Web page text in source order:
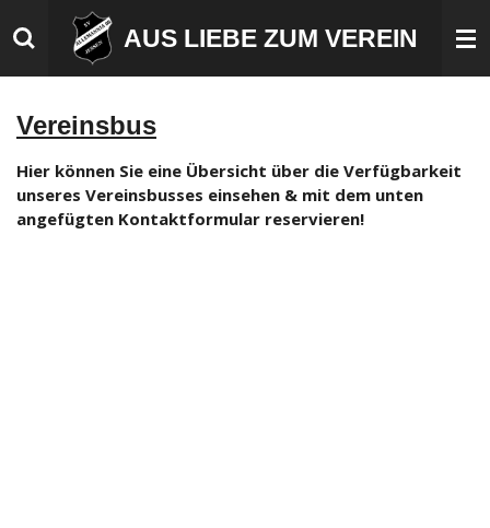
Hauptinhalt
AUS LIEBE ZUM VEREIN
Vereinsbus
Hier können Sie eine Übersicht über die Verfügbarkeit
unseres Vereinsbusses einsehen & mit dem unten
angefügten Kontaktformular reservieren!